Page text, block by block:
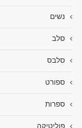
נשים
סלב
סלבס
ספורט
ספרות
פוליטיקה